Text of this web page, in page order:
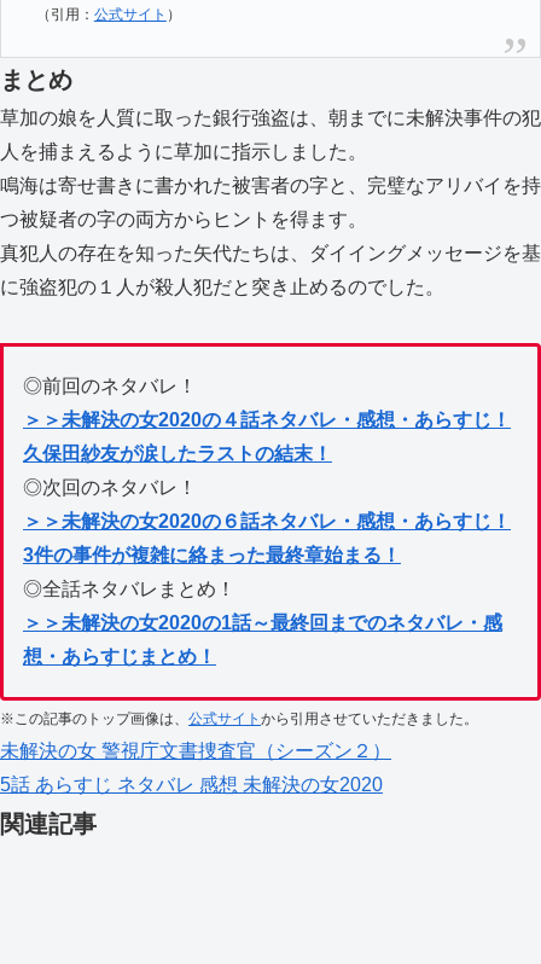
（引用： 公式サイト ）
まとめ
草加の娘を人質に取った銀行強盗は、朝までに未解決事件の犯
人を捕まえるように草加に指示しました。
鳴海は寄せ書きに書かれた被害者の字と、完璧なアリバイを持
つ被疑者の字の両方からヒントを得ます。
真犯人の存在を知った矢代たちは、ダイイングメッセージを基
に強盗犯の１人が殺人犯だと突き止めるのでした。
◎前回のネタバレ！
＞＞未解決の女2020の４話ネタバレ・感想・あらすじ！
久保田紗友が涙したラストの結末！
◎次回のネタバレ！
＞＞未解決の女2020の６話ネタバレ・感想・あらすじ！
3件の事件が複雑に絡まった最終章始まる！
◎全話ネタバレまとめ！
＞＞未解決の女2020の1話～最終回までのネタバレ・感
想・あらすじまとめ！
※この記事のトップ画像は、 公式サイト から引用させていただきました。
未解決の女 警視庁文書捜査官（シーズン２）
5話 あらすじ ネタバレ 感想 未解決の女2020
関連記事